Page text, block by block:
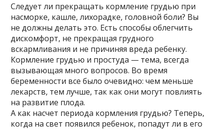
Следует ли прекращать кормление грудью при
насморке, кашле, лихорадке, головной боли? Вы
не должны делать это. Есть способы облегчить
дискомфорт, не прекращая грудного
вскармливания и не причиняя вреда ребенку.
Кормление грудью и простуда — тема, всегда
вызывающая много вопросов. Во время
беременности все было очевидно: чем меньше
лекарств, тем лучше, так как они могут повлиять
на развитие плода.
А как насчет периода кормления грудью? Теперь,
когда на свет появился ребенок, попадут ли в его